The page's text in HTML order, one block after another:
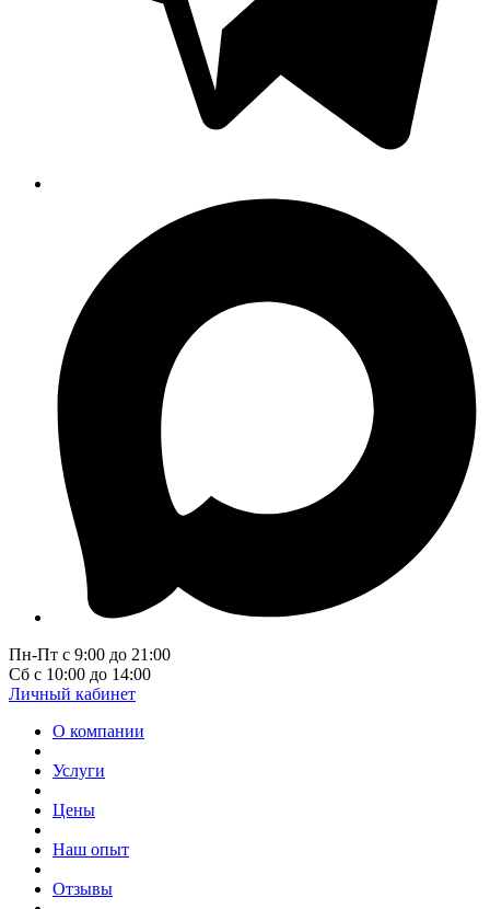
Пн-Пт с 9:00 до 21:00
Сб с 10:00 до 14:00
Личный кабинет
О компании
Услуги
Цены
Наш опыт
Отзывы